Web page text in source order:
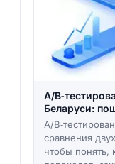
A/
Беларуси:
A/
сравнения
чтобы понять,